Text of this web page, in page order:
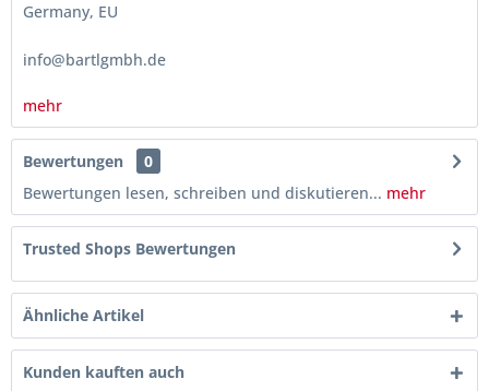
Germany, EU
info@bartlgmbh.de
mehr
Bewertungen
0
Bewertungen lesen, schreiben und diskutieren... mehr
Trusted Shops Bewertungen
Ähnliche Artikel
Kunden kauften auch